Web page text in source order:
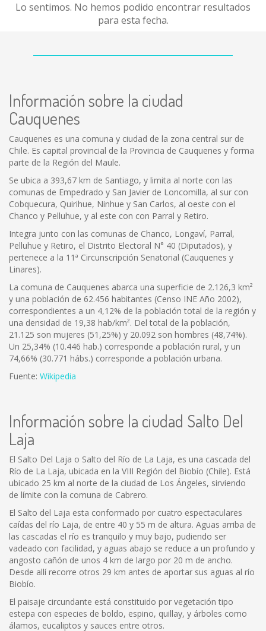
Lo sentimos. No hemos podido encontrar resultados
para esta fecha.
Información sobre la ciudad
Cauquenes
Cauquenes es una comuna y ciudad de la zona central sur de
Chile. Es capital provincial de la Provincia de Cauquenes y forma
parte de la Región del Maule.
Se ubica a 393,67 km de Santiago, y limita al norte con las
comunas de Empedrado y San Javier de Loncomilla, al sur con
Cobquecura, Quirihue, Ninhue y San Carlos, al oeste con el
Chanco y Pelluhue, y al este con con Parral y Retiro.
Integra junto con las comunas de Chanco, Longaví, Parral,
Pelluhue y Retiro, el Distrito Electoral N° 40 (Diputados), y
pertenece a la 11ª Circunscripción Senatorial (Cauquenes y
Linares).
La comuna de Cauquenes abarca una superficie de 2.126,3 km²
y una población de 62.456 habitantes (Censo INE Año 2002),
correspondientes a un 4,12% de la población total de la región y
una densidad de 19,38 hab/km². Del total de la población,
21.125 son mujeres (51,25%) y 20.092 son hombres (48,74%).
Un 25,34% (10.446 hab.) corresponde a población rural, y un
74,66% (30.771 hábs.) corresponde a población urbana.
Fuente: Wikipedia
Información sobre la ciudad Salto Del
Laja
El Salto Del Laja o Salto del Río de La Laja, es una cascada del
Río de La Laja, ubicada en la VIII Región del Biobío (Chile). Está
ubicado 25 km al norte de la ciudad de Los Ángeles, sirviendo
de límite con la comuna de Cabrero.
El Salto del Laja esta conformado por cuatro espectaculares
caídas del río Laja, de entre 40 y 55 m de altura. Aguas arriba de
las cascadas el río es tranquilo y muy bajo, pudiendo ser
vadeado con facilidad, y aguas abajo se reduce a un profundo y
angosto cañón de unos 4 km de largo por 20 m de ancho.
Desde allí recorre otros 29 km antes de aportar sus aguas al río
Biobío.
El paisaje circundante está constituido por vegetación tipo
estepa con especies de boldo, espino, quillay, y árboles como
álamos, eucaliptos y sauces entre otros.